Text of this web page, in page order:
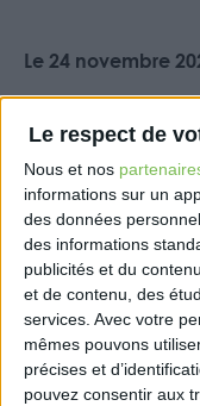
Le respect de
Nous et nos
informations sur un
des données
des informations
publicités et du
et de contenu, des
services. Avec votre
mêmes pouvons
précises et
pouvez consentir aux
Le 24 novembre
Afin de faciliter la
l’AraPL Grand
Association de
décidé de
ateliers
Ces ateliers ont
porteurs de
immatriculés des
conseils
pérennisation